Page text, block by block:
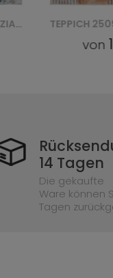
14 Tagen
Die gekaufte
Ware können
Tagen